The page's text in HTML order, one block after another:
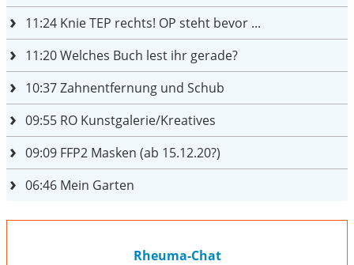
11:24 Knie TEP rechts! OP steht bevor ...
11:20Welches Buch lest ihr gerade?
10:37Zahnentfernung und Schub
09:55 RO Kunstgalerie/Kreatives
09:09 FFP2 Masken (ab 15.12.20?)
06:46 Mein Garten
Rheuma-Chat